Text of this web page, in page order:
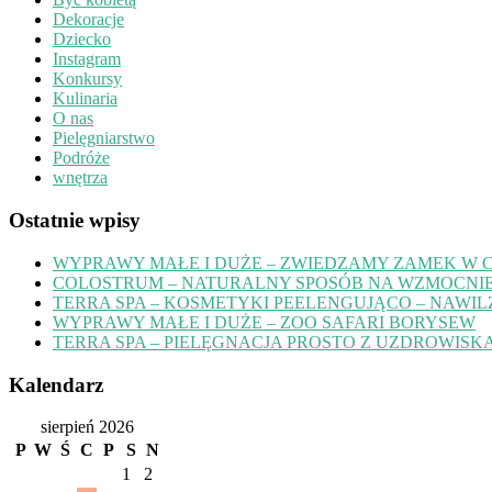
Dekoracje
Dziecko
Instagram
Konkursy
Kulinaria
O nas
Pielęgniarstwo
Podróże
wnętrza
Ostatnie wpisy
WYPRAWY MAŁE I DUŻE – ZWIEDZAMY ZAMEK W
COLOSTRUM – NATURALNY SPOSÓB NA
TERRA SPA – KOSMETYKI PEELENGUJĄCO –
WYPRAWY MAŁE I DUŻE – ZOO SAFARI BORYSEW
TERRA SPA – PIELĘGNACJA PROSTO Z
Kalendarz
sierpień 2026
P W Ś C P S N
1
2